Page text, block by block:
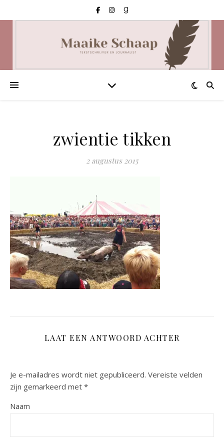
zwientie tikken
2 augustus 2015
LAAT EEN ANTWOORD ACHTER
Je e-mailadres wordt niet gepubliceerd. Vereiste velden
zijn gemarkeerd met *
Naam